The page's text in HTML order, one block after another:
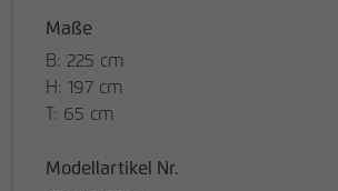
Maße
B: 225 cm
H: 197 cm
T: 65 cm
Modellartikel Nr.